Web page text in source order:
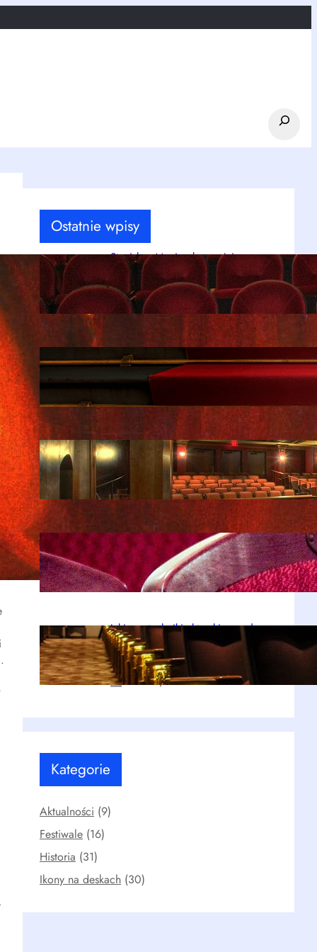
Search
Ostatnie wpisy
Stanisław Moniuszko – ojciec
polskiej opery, o którym warto
pamiętać
kwi 20, 2026
Fenomen Teatru Telewizji – historia,
największe role i reżyserzy
kwi 20, 2026
Historia Teatru Kwadrat w Warszawie
– dlaczego jest tak popularny
kwi 20, 2026
Jan Kobuszewski – skromny gigant
polskiej sceny teatralnej
kwi 20, 2026
Jakie są techniki aktorskie – od
Stanisławskiego po współczesne
metody
kwi 20, 2026
Kategorie
Aktualności (9)
Festiwale (16)
Historia (31)
Ikony na deskach (30)